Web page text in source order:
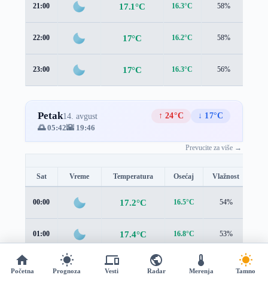
21:00 17.1°C 16.3°C 58%
22:00 17°C 16.2°C 58%
23:00 17°C 16.3°C 56%
Petak14. avgust ↑ 24°C
↓ 17°C
🌅 05:42🌇 19:46
Prevucite za više →
Sat Vreme Temperatura Osećaj Vlažnost
00:00 17.2°C 16.5°C 54%
01:00 17.4°C 16.8°C 53%
Početna Prognoza Vesti Radar Merenja Tamno